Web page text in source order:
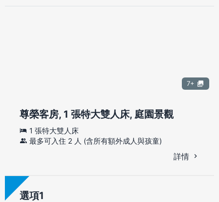
7+
尊榮客房, 1 張特大雙人床, 庭園景觀
1 張特大雙人床
最多可入住 2 人 (含所有額外成人與孩童)
詳情
選項